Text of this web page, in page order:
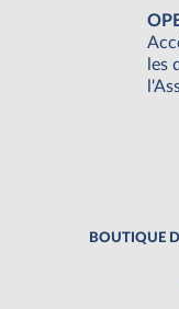
les
BOUTIQUE